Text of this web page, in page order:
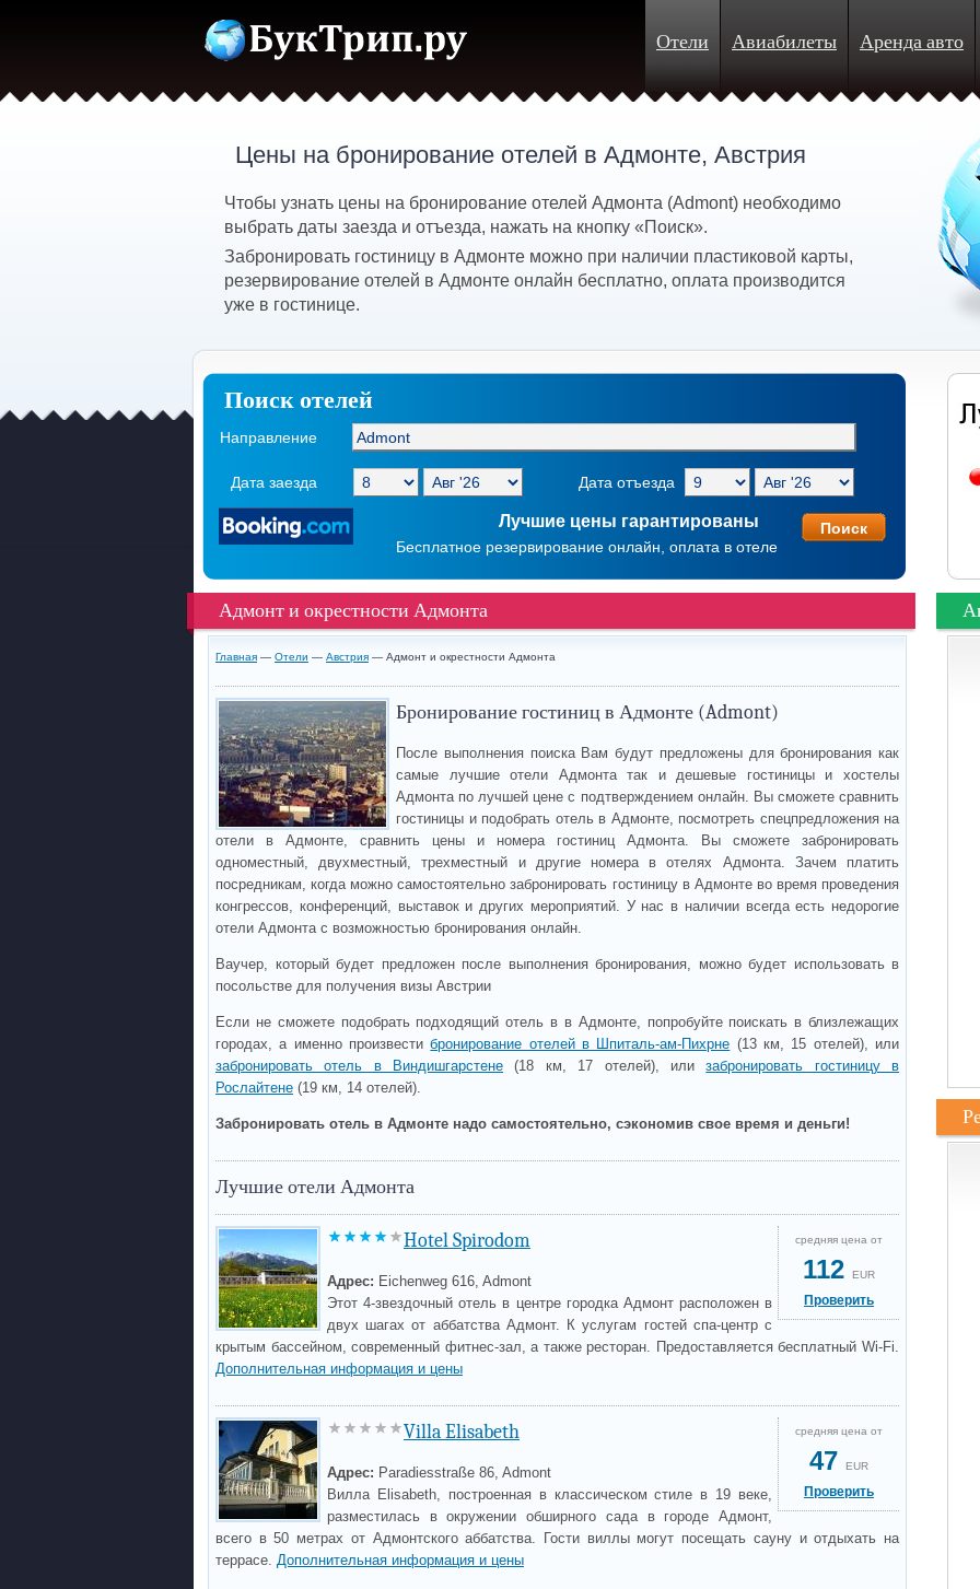
Отели Авиабилеты Аренда авто
Цены на бронирование отелей в Адмонте, Австрия
Чтобы узнать цены на бронирование отелей Адмонта (Admont) необходимо
выбрать даты заезда и отъезда, нажать на кнопку «Поиск».
Забронировать гостиницу в Адмонте можно при наличии пластиковой карты,
резервирование отелей в Адмонте онлайн бесплатно, оплата производится
уже в гостинице.
Поиск отелей
Направление
Дата заезда Дата отъезда
Лучшие цены гарантированы
Бесплатное резервирование онлайн, оплата в отеле
Адмонт и окрестности Адмонта
Главная — Отели — Австрия — Адмонт и окрестности Адмонта
Бронирование гостиниц в Адмонте (Admont)
После выполнения поиска Вам будут предложены для бронирования как
самые лучшие отели Адмонта так и дешевые гостиницы и хостелы
Адмонта по лучшей цене с подтверждением онлайн. Вы сможете сравнить
гостиницы и подобрать отель в Адмонте, посмотреть спецпредложения на
отели в Адмонте, сравнить цены и номера гостиниц Адмонта. Вы сможете забронировать
одноместный, двухместный, трехместный и другие номера в отелях Адмонта. Зачем платить
посредникам, когда можно самостоятельно забронировать гостиницу в Адмонте во время проведения
конгрессов, конференций, выставок и других мероприятий. У нас в наличии всегда есть недорогие
отели Адмонта с возможностью бронирования онлайн.
Ваучер, который будет предложен после выполнения бронирования, можно будет использовать в
посольстве для получения визы Австрии
Если не сможете подобрать подходящий отель в в Адмонте, попробуйте поискать в близлежащих
городах, а именно произвестибронирование отелей в Шпиталь-ам-Пихрне (13 км, 15 отелей), или
забронировать отель в Виндишгарстене (18 км, 17 отелей), илизабронировать гостиницу в
Рослайтене (19 км, 14 отелей).
Забронировать отель в Адмонте надо самостоятельно, сэкономив свое время и деньги!
Лучшие отели Адмонта
средняя цена от
112 EUR
Проверить
Hotel Spirodom
Адрес: Eichenweg 616, Admont
Этот 4-звездочный отель в центре городка Адмонт расположен в
двух шагах от аббатства Адмонт. К услугам гостей спа-центр с
крытым бассейном, современный фитнес-зал, а также ресторан. Предоставляется бесплатный Wi-Fi.
Дополнительная информация и цены
средняя цена от
47 EUR
Проверить
Villa Elisabeth
Адрес: Paradiesstraße 86, Admont
Вилла Elisabeth, построенная в классическом стиле в 19 веке,
разместилась в окружении обширного сада в городе Адмонт,
всего в 50 метрах от Адмонтского аббатства. Гости виллы могут посещать сауну и отдыхать на
террасе. Дополнительная информация и цены